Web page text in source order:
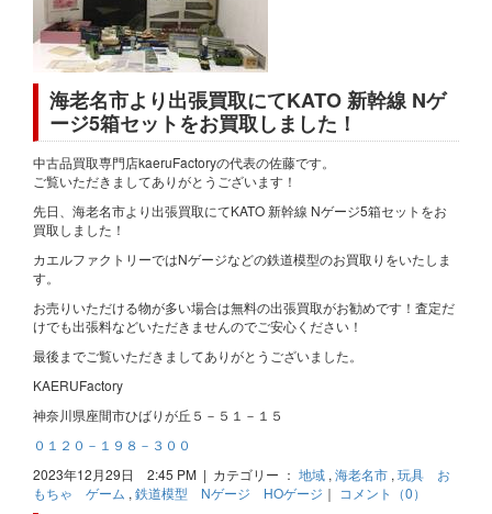
海老名市より出張買取にてKATO 新幹線 Nゲ
ージ5箱セットをお買取しました！
中古品買取専門店kaeruFactoryの代表の佐藤です。
ご覧いただきましてありがとうございます！
先日、海老名市より出張買取にてKATO 新幹線 Nゲージ5箱セットをお
買取しました！
カエルファクトリーではNゲージなどの鉄道模型のお買取りをいたしま
す。
お売りいただける物が多い場合は無料の出張買取がお勧めです！査定だ
けでも出張料などいただきませんのでご安心ください！
最後までご覧いただきましてありがとうございました。
KAERUFactory
神奈川県座間市ひばりが丘５－５１－１５
０１２０－１９８－３００
2023年12月29日 2:45 PM | カテゴリー ： 地域 , 海老名市 , 玩具 お
もちゃ ゲーム , 鉄道模型 Nゲージ HOゲージ ｜ コメント（0）